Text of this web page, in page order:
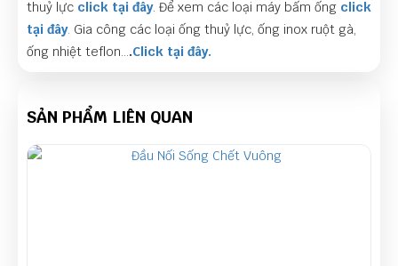
thuỷ lực click tại đây. Để xem các loại máy bấm ống click
tại đây. Gia công các loại ống thuỷ lực, ống inox ruột gà,
ống nhiệt teflon….Click tại đây.
SẢN PHẨM LIÊN QUAN